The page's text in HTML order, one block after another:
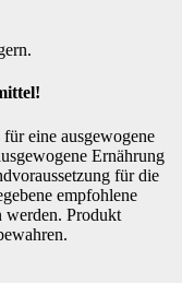
eine ausgewogene
Ernährung
für die
empfohlene
werden. Produkt